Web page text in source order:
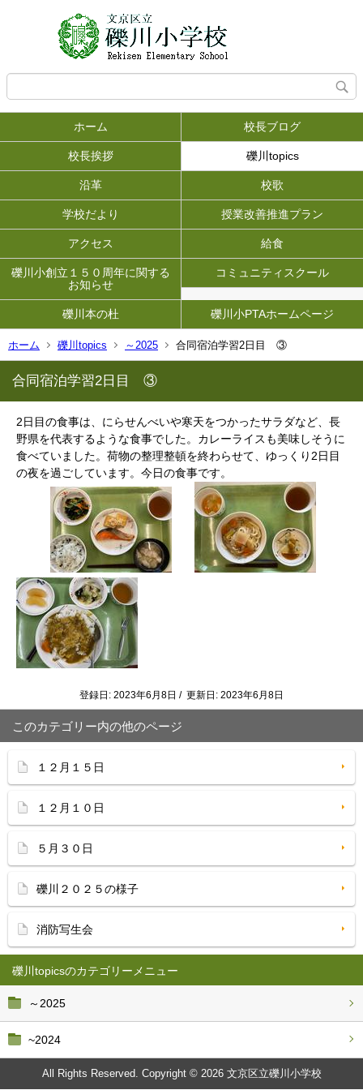
ホーム 校長ブログ
校長挨拶 礫川topics
沿革 校歌
学校だより 授業改善推進プラン
アクセス 給食
礫川小創立１５０周年に関する
お知らせ
コミュニティスクール
礫川本の杜 礫川小PTAホームページ
ホーム 礫川topics ～2025 合同宿泊学習2日目 ③
礫川topics
～2025
~2024
合同宿泊学習2日目 ③
2日目の食事は、にらせんべいや寒天をつかったサラダなど、長
野県を代表するような食事でした。カレーライスも美味しそうに
食べていました。荷物の整理整頓を終わらせて、ゆっくり2日目
の夜を過ごしています。今日の食事です。
登録日: 2023年6月8日 / 更新日: 2023年6月8日
このカテゴリー内の他のページ
１２月１５日
１２月１０日
５月３０日
礫川２０２５の様子
消防写生会
All Rights Reserved. Copyright © 2026 文京区立礫川小学校